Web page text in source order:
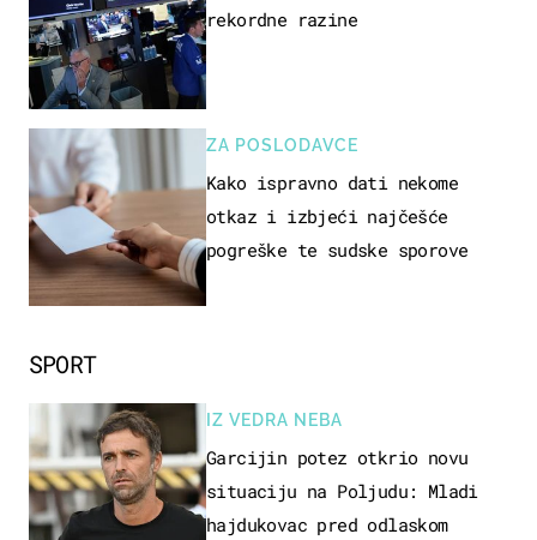
SPORT
IZ VEDRA NEBA
Garcijin potez otkrio novu
situaciju na Poljudu: Mladi
hajdukovac pred odlaskom
rekordne razine
ZA POSLODAVCE
Kako ispravno dati nekome
otkaz i izbjeći najčešće
pogreške te sudske sporove